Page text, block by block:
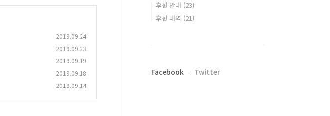
2019.09.24
2019.09.23
2019.09.19
2019.09.18
2019.09.14
후원 안내 (23)
후원 내역 (21)
Facebook Twitter